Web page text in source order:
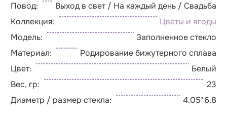
Повод:
Выход в свет / На каждый день / Свадьба
Коллекция:
Цветы и ягоды
Модель:
Заполненное стекло
Материал:
Родирование бижутерного сплава
Цвет:
Белый
Вес, гр:
23
Диаметр / размер стекла:
4.05*6.8